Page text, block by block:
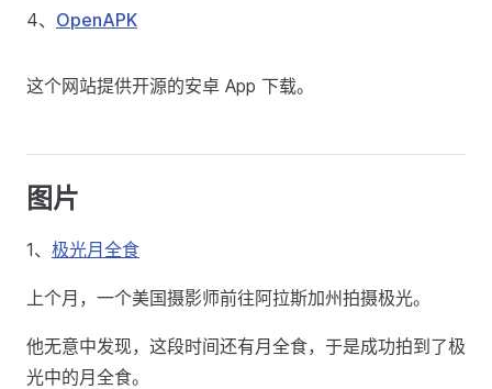
4、 OpenAPK
这个网站提供开源的安卓 App 下载。
图片
1、 极光月全食
上个月，一个美国摄影师前往阿拉斯加州拍摄极光。
他无意中发现，这段时间还有月全食，于是成功拍到了极
光中的月全食。